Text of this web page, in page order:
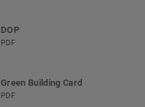
DOP
PDF
Green Building Card
PDF